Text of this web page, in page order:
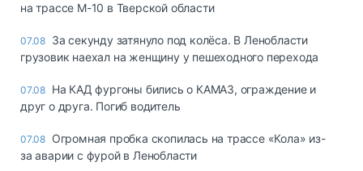
на трассе М-10 в Тверской области
07.08 За секунду затянуло под колёса. В Ленобласти
грузовик наехал на женщину у пешеходного перехода
07.08 На КАД фургоны бились о КАМАЗ, ограждение и
друг о друга. Погиб водитель
07.08 Огромная пробка скопилась на трассе «Кола» из-
за аварии с фурой в Ленобласти